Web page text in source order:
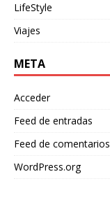
LifeStyle
Viajes
META
Acceder
Feed de entradas
Feed de comentarios
WordPress.org